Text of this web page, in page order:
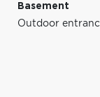
Basement
Outdoor